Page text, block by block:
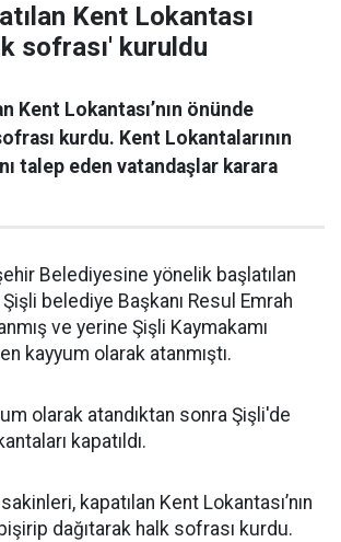
Kent Lokantası
sofrası' kuruldu
Kent Lokantası’nın önünde
kurdu. Kent Lokantalarının
talep eden vatandaşlar karara
Belediyesine yönelik başlatılan
belediye Başkanı Resul Emrah
ve yerine Şişli Kaymakamı
kayyum olarak atanmıştı.
olarak atandıktan sonra Şişli'de
kapatıldı.
kapatılan Kent Lokantası’nın
dağıtarak halk sofrası kurdu.